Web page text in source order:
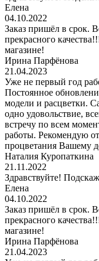
Елена
04.10.2022
Заказ пришёл в срок.
прекрасного
магазине!
Ирина Парфёнова
21.04.2023
Уже не первый год
Постоянное
модели и расцветки.
одно удовольствие,
встречу по всем
работы. Рекомендую
процветания Вашему
Наталия Куропаткина
21.11.2022
Здравствуйте!
Елена
04.10.2022
Заказ пришёл в срок.
прекрасного
магазине!
Ирина Парфёнова
21.04.2023